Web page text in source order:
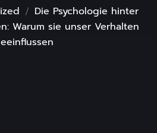
Die Psychologie hinter
Warum sie unser Verhalten